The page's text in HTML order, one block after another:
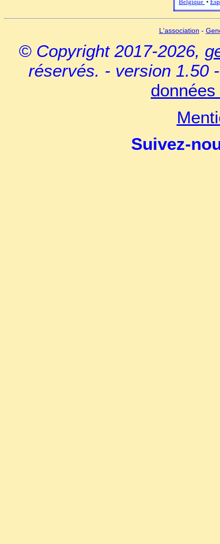
Belgique •
L'association -
© Copyright 2017-2026,
réservés. - version 1.50
Suivez-